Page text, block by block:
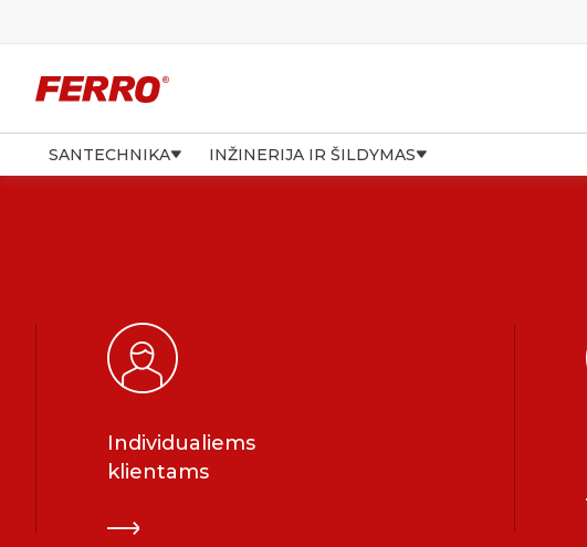
SANTECHNIKA INŽINERIJA IR ŠILDYMAS
Individualiems
klientams